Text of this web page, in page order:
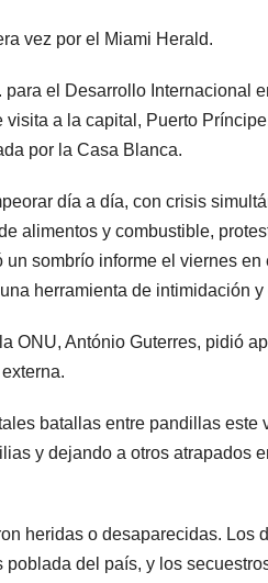
vez por el Miami Herald.
el Desarrollo Internacional
a la capital, Puerto
por la Casa Blanca.
día a día, con crisis
alimentos y combustible,
sombrío informe el viernes
herramienta de intimidación y
ONU, António Guterres, pidió
batallas entre pandillas
y dejando a otros atrapados
heridas o desaparecidas. Los
del país, y los